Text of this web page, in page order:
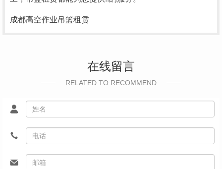
成都高空作业吊篮租赁
在线留言
RELATED TO RECOMMEND